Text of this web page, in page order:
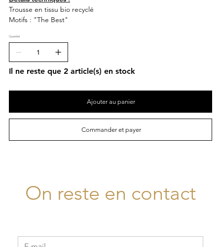
Trousse en tissu bio recyclé
Motifs : "The Best"
Quantité
Il ne reste que 2 article(s) en stock
Ajouter au panier
Commander et payer
On reste en contact